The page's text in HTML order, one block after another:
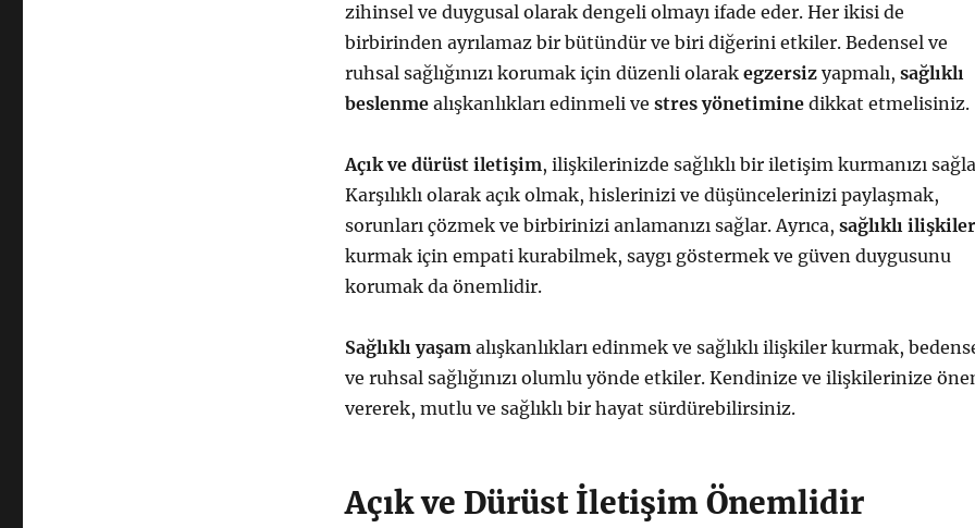
zihinsel ve duygusal olarak dengeli olmayı ifade eder. Her ikisi de
birbirinden ayrılamaz bir bütündür ve biri diğerini etkiler. Bedensel ve
ruhsal sağlığınızı korumak için düzenli olarak egzersizyapmalı, sağlıklı
beslenmealışkanlıkları edinmeli ve stres yönetiminedikkat etmelisiniz.
Açık ve dürüst iletişim, ilişkilerinizde sağlıklı bir iletişim kurmanızı
Karşılıklı olarak açık olmak, hislerinizi ve düşüncelerinizi paylaşmak,
sorunları çözmek ve birbirinizi anlamanızı sağlar. Ayrıca, sağlıklı ilişkiler
kurmak için empati kurabilmek, saygı göstermek ve güven duygusunu
korumak da önemlidir.
Sağlıklı yaşamalışkanlıkları edinmek ve sağlıklı ilişkiler kurmak,
ve ruhsal sağlığınızı olumlu yönde etkiler. Kendinize ve ilişkilerinize
vererek, mutlu ve sağlıklı bir hayat sürdürebilirsiniz.
Açık ve Dürüst İletişim Önemlidir